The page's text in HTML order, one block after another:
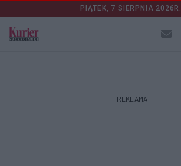
PIĄTEK, 7 SIERPNIA 2026R.
REKLAMA